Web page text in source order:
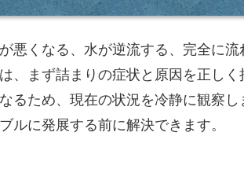
悪くなる、水が逆流する、完全に
、まず詰まりの症状と原因を正し
るため、現在の状況を冷静に観察
ルに発展する前に解決できます。